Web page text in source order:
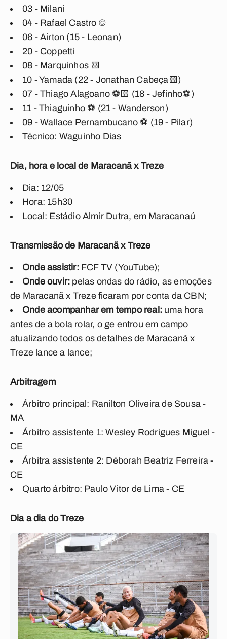
03 - Milani
04 - Rafael Castro ©️
06 - Airton (15 - Leonan)
20 - Coppetti
08 - Marquinhos 🟨
10 - Yamada (22 - Jonathan Cabeça🟨)
07 - Thiago Alagoano ⚽🟨 (18 - Jefinho⚽)
11 - Thiaguinho ⚽ (21 - Wanderson)
09 - Wallace Pernambucano ⚽ (19 - Pilar)
Técnico: Waguinho Dias
Dia, hora e local de Maracanã x Treze
Dia: 12/05
Hora: 15h30
Local: Estádio Almir Dutra, em Maracanaú
Transmissão de Maracanã x Treze
Onde assistir: FCF TV (YouTube);
Onde ouvir: pelas ondas do rádio, as emoções
de Maracanã x Treze ficaram por conta da CBN;
Onde acompanhar em tempo real: uma hora
antes de a bola rolar, o ge entrou em campo
atualizando todos os detalhes de Maracanã x
Treze lance a lance;
Arbitragem
Árbitro principal: Ranilton Oliveira de Sousa -
MA
Árbitro assistente 1: Wesley Rodrigues Miguel -
CE
Árbitra assistente 2: Déborah Beatriz Ferreira -
CE
Quarto árbitro: Paulo Vitor de Lima - CE
Dia a dia do Treze